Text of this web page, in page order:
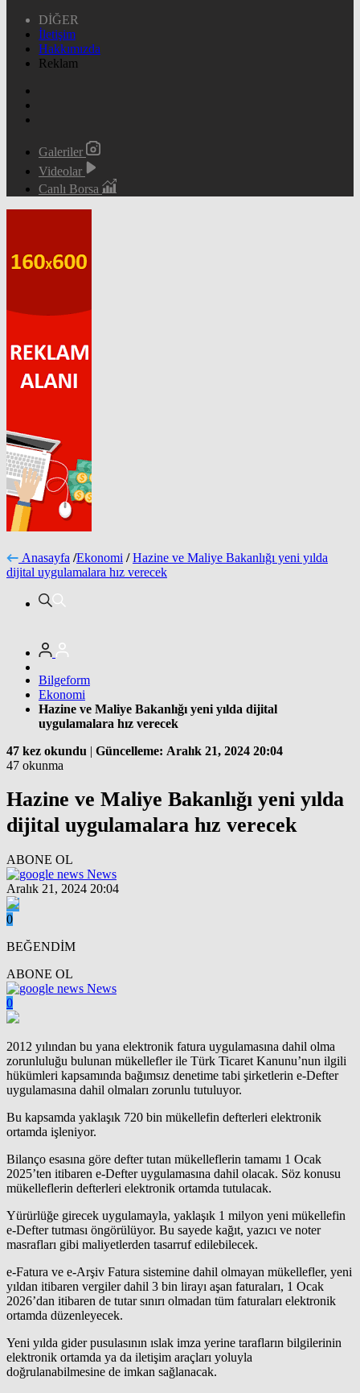
DİĞER
İletişim
Hakkımızda
Reklam
Galeriler
Videolar
Canlı Borsa
Anasayfa /Ekonomi / Hazine ve Maliye Bakanlığı yeni yılda
dijital uygulamalara hız verecek
Bilgeform
Ekonomi
Hazine ve Maliye Bakanlığı yeni yılda dijital
uygulamalara hız verecek
47 kez okundu | Güncelleme: Aralık 21, 2024 20:04
47 okunma
Hazine ve Maliye Bakanlığı yeni yılda
dijital uygulamalara hız verecek
ABONE OL
News
Aralık 21, 2024 20:04
0
BEĞENDİM
ABONE OL
News
0
2012 yılından bu yana elektronik fatura uygulamasına dahil olma
zorunluluğu bulunan mükellefler ile Türk Ticaret Kanunu’nun ilgili
hükümleri kapsamında bağımsız denetime tabi şirketlerin e-Defter
uygulamasına dahil olmaları zorunlu tutuluyor.
Bu kapsamda yaklaşık 720 bin mükellefin defterleri elektronik
ortamda işleniyor.
Bilanço esasına göre defter tutan mükelleflerin tamamı 1 Ocak
2025’ten itibaren e-Defter uygulamasına dahil olacak. Söz konusu
mükelleflerin defterleri elektronik ortamda tutulacak.
Yürürlüğe girecek uygulamayla, yaklaşık 1 milyon yeni mükellefin
e-Defter tutması öngörülüyor. Bu sayede kağıt, yazıcı ve noter
masrafları gibi maliyetlerden tasarruf edilebilecek.
e-Fatura ve e-Arşiv Fatura sistemine dahil olmayan mükellefler, yeni
yıldan itibaren vergiler dahil 3 bin lirayı aşan faturaları, 1 Ocak
2026’dan itibaren de tutar sınırı olmadan tüm faturaları elektronik
ortamda düzenleyecek.
Yeni yılda gider pusulasının ıslak imza yerine tarafların bilgilerinin
elektronik ortamda ya da iletişim araçları yoluyla
doğrulanabilmesine de imkan sağlanacak.